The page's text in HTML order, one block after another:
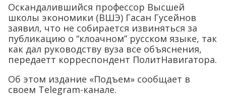
Оскандалившийся профессор Высшей
школы экономики (ВШЭ) Гасан Гусейнов
заявил, что не собирается извиняться за
публикацию о “клоачном” русском языке, так
как дал руководству вуза все объяснения,
передаетт корреспондент ПолитНавигатора.
Об этом издание «Подъем» сообщает в
своем Telegram-канале.